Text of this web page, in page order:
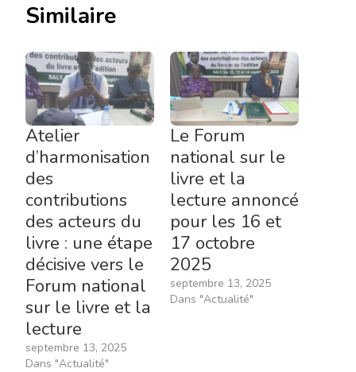
Similaire
Atelier
d’harmonisation
des
contributions
des acteurs du
livre : une étape
décisive vers le
Forum national
sur le livre et la
lecture
septembre 13, 2025
Dans "Actualité"
Le Forum
national sur le
livre et la
lecture annoncé
pour les 16 et
17 octobre
2025
septembre 13, 2025
Dans "Actualité"